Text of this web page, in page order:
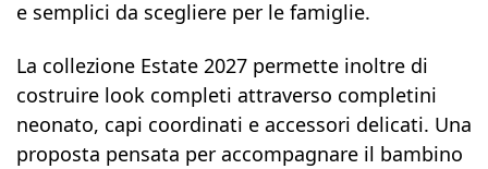
e semplici da scegliere per le famiglie.
La collezione Estate 2027 permette inoltre di
costruire look completi attraverso completini
neonato, capi coordinati e accessori delicati. Una
proposta pensata per accompagnare il bambino